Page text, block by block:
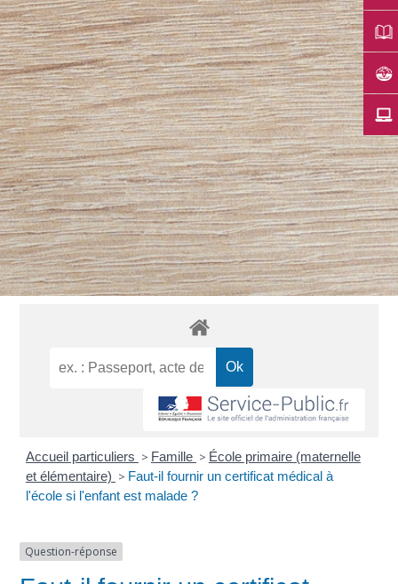
Accueil particuliers > Famille > École primaire (maternelle
et élémentaire) > Faut-il fournir un certificat médical à
l'école si l'enfant est malade ?
Question-réponse